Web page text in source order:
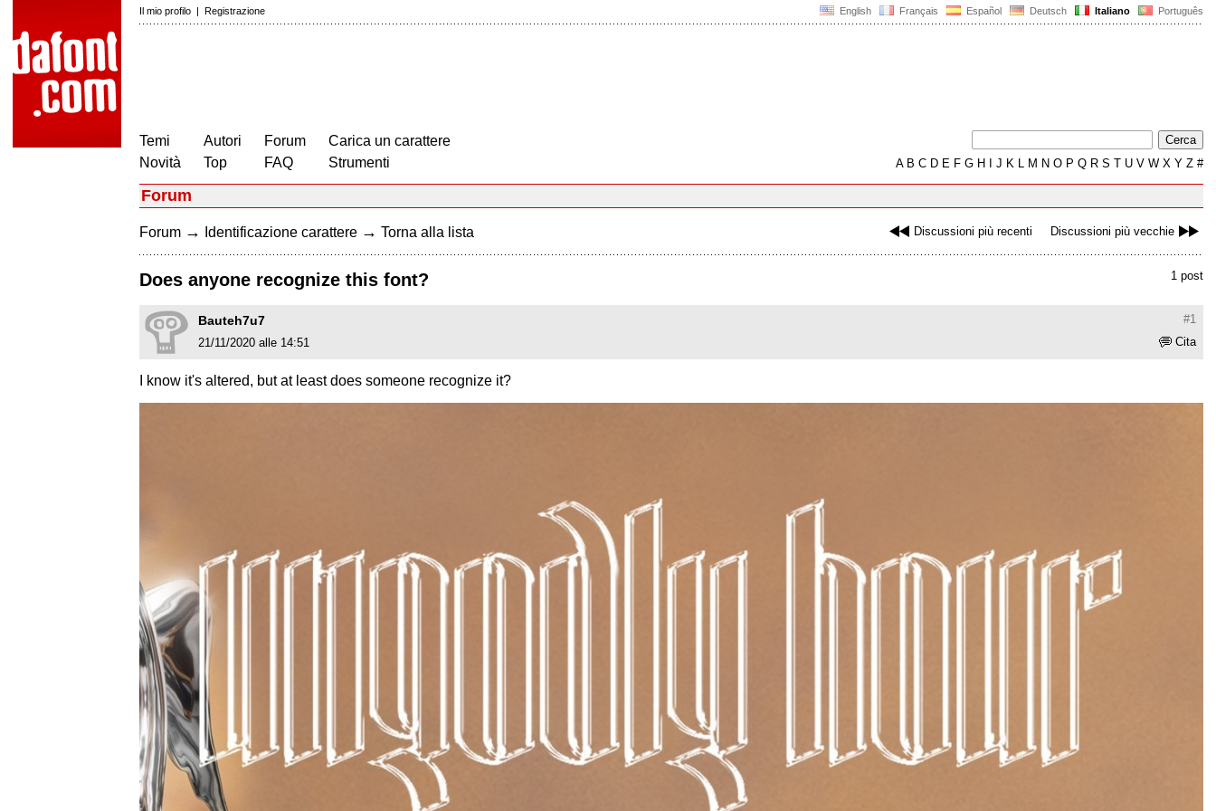
English Français Español Deutsch Italiano Português
Il mio profilo | Registrazione
Temi
Novità
Autori
Top
Forum
FAQ
Carica un carattere
Strumenti
AB C D E F G H J K L M N O P Q R S T U V W X Y Z #
Forum
Discussioni più recenti Discussioni più vecchie
Forum → Identificazione carattere → Torna alla lista
1 post
Does anyone recognize this font?
#1
Bauteh7u7
Cita
21/11/2020 alle 14:51
I know it's altered, but at least does someone recognize it?